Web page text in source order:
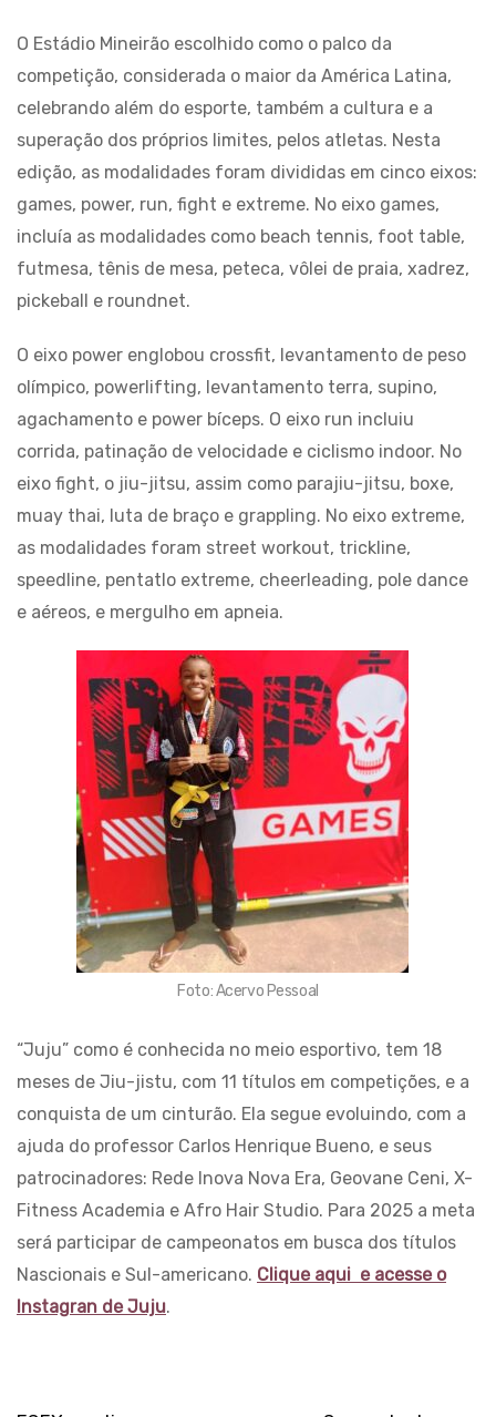
O Estádio Mineirão escolhido como o palco da
competição, considerada o maior da América Latina,
celebrando além do esporte, também a cultura e a
superação dos próprios limites, pelos atletas. Nesta
edição, as modalidades foram divididas em cinco eixos:
games, power, run, fight e extreme. No eixo games,
incluía as modalidades como beach tennis, foot table,
futmesa, tênis de mesa, peteca, vôlei de praia, xadrez,
pickeball e roundnet.
O eixo power englobou crossfit, levantamento de peso
olímpico, powerlifting, levantamento terra, supino,
agachamento e power bíceps. O eixo run incluiu
corrida, patinação de velocidade e ciclismo indoor. No
eixo fight, o jiu-jitsu, assim como parajiu-jitsu, boxe,
muay thai, luta de braço e grappling. No eixo extreme,
as modalidades foram street workout, trickline,
speedline, pentatlo extreme, cheerleading, pole dance
e aéreos, e mergulho em apneia.
Foto: Acervo Pessoal
“Juju” como é conhecida no meio esportivo, tem 18
meses de Jiu-jistu, com 11 títulos em competições, e a
conquista de um cinturão. Ela segue evoluindo, com a
ajuda do professor Carlos Henrique Bueno, e seus
patrocinadores: Rede Inova Nova Era, Geovane Ceni, X-
Fitness Academia e Afro Hair Studio. Para 2025 a meta
será participar de campeonatos em busca dos títulos
Nascionais e Sul-americano. Clique aqui e acesse o
Instagran de Juju.